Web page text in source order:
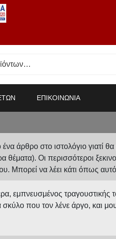
ΕΠΙΚΟΙΝΩΝΙΑ
άρθρο στο ιστολόγιο γιατί θα
Οι περισσότεροι
Μπορεί να λέει κάτι όπως
εμπνευσμένος τραγουστικής
που τον λένε άργο, και